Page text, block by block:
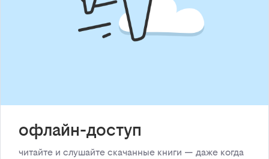
офлайн-доступ
читайте и слушайте скачанные книги — даже когда